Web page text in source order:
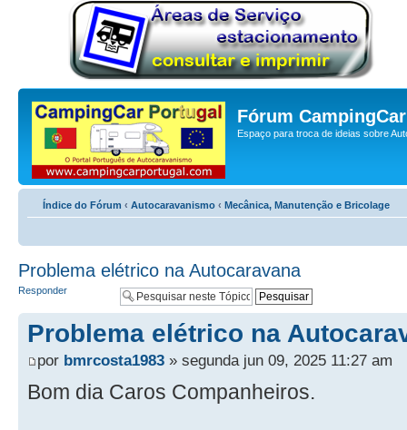
Fórum
Espaço para troca de ideias sobre
Índice do Fórum ‹ Autocaravanismo ‹ Mecânica, Manutenção e Bricolage
Problema elétrico na Autocaravana
Responder
Problema elétrico na
por bmrcosta1983 » segunda jun 09, 2025 11:27 am
Bom dia Caros Companheiros.